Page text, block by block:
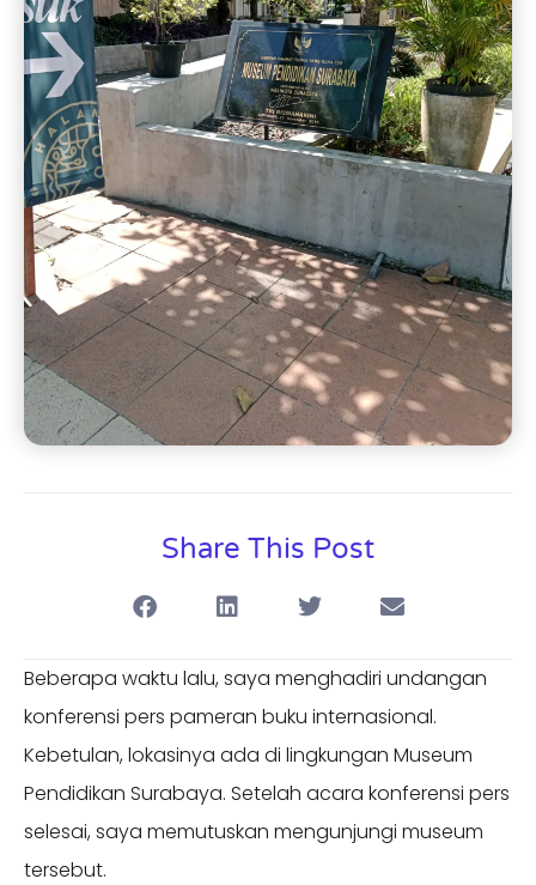
Share This Post
Beberapa waktu lalu, saya menghadiri undangan
konferensi pers pameran buku internasional.
Kebetulan, lokasinya ada di lingkungan Museum
Pendidikan Surabaya. Setelah acara konferensi pers
selesai, saya memutuskan mengunjungi museum
tersebut.